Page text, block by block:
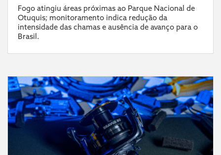
Fogo atingiu áreas próximas ao Parque Nacional de
Otuquis; monitoramento indica redução da
intensidade das chamas e ausência de avanço para o
Brasil.